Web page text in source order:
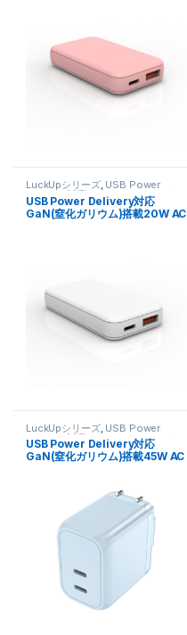
LuckUpシリーズ, USB Power
Delivery 対応,スマートフォン・タ
ブレット関連, 充電器
USB Power Delivery対応
GaN(窒化ガリウム)搭載20W AC
LuckUpシリーズ, USB Power
Delivery 対応,スマートフォン・タ
ブレット関連, 充電器
USB Power Delivery対応
GaN(窒化ガリウム)搭載45W AC